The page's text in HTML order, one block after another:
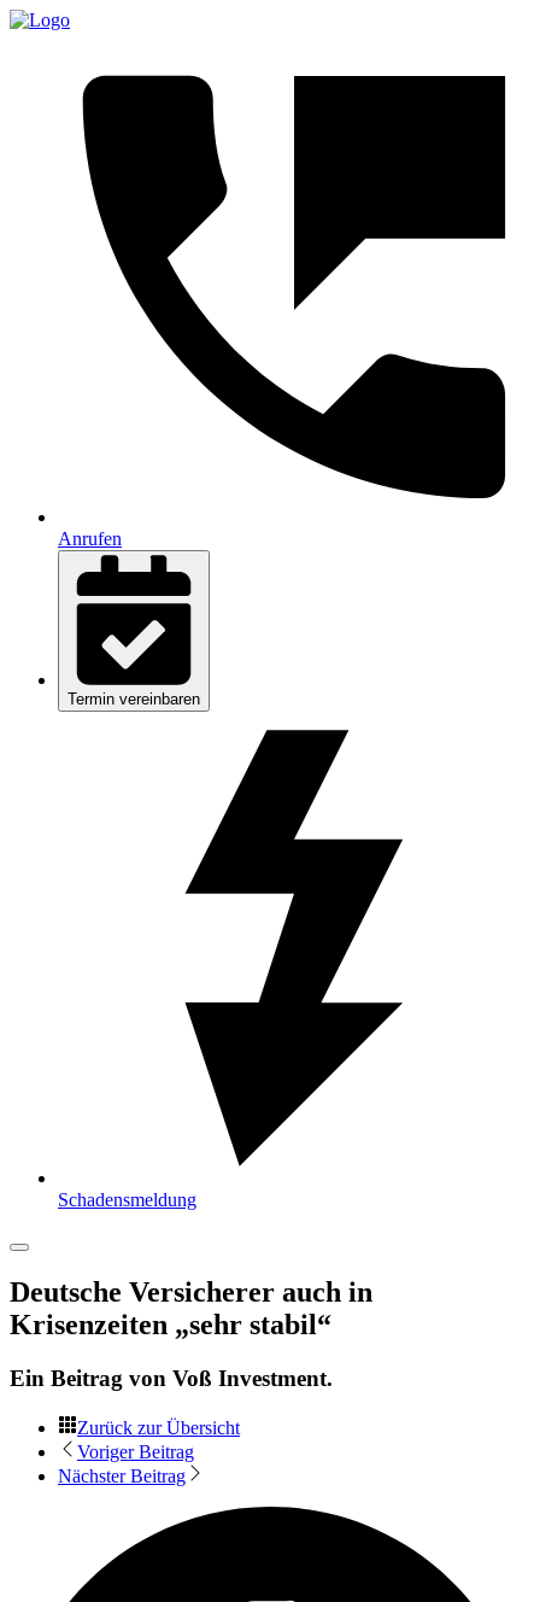
Anrufen
Termin vereinbaren
Schadensmeldung
Deutsche Versicherer auch in
Krisenzeiten „sehr stabil“
Ein Beitrag von Voß Investment.
Zurück zur Übersicht
Voriger Beitrag
Nächster Beitrag